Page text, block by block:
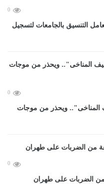
0
2026.. خدمات معامل التنسيق بالجامعات لتسجيل
0
المناخى".. ويحذر من موجات
0
الضربات على طهران